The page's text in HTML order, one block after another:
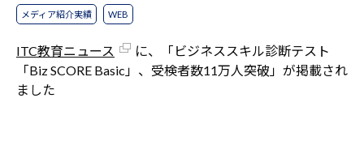
メディア紹介実績 WEB
ITC教育ニュース
に、「ビジネススキル診断テスト
「Biz SCORE Basic」、受検者数11万人突破」が掲載され
ました